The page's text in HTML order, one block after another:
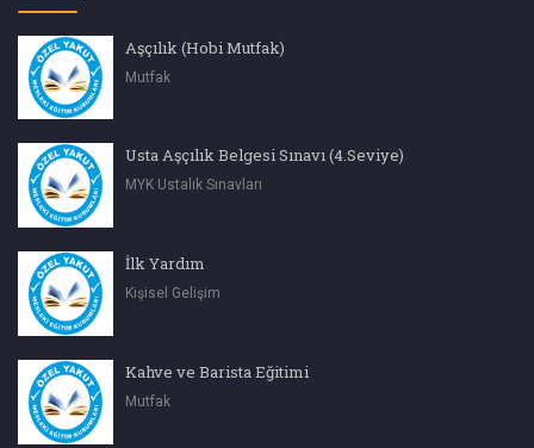
Aşçılık (Hobi Mutfak)
Mutfak
Usta Aşçılık Belgesi Sınavı (4.Seviye)
MYK Ustalık Sınavları
İlk Yardım
Kişisel Gelişim
Kahve ve Barista Eğitimi
Mutfak